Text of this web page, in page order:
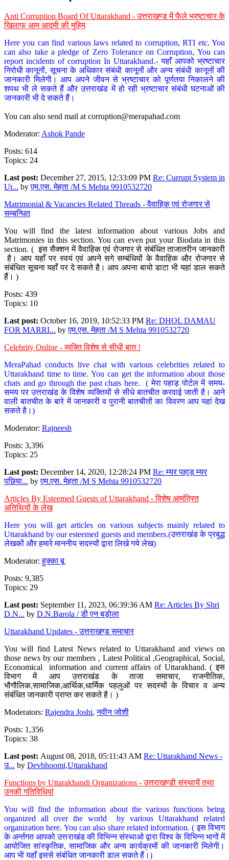
Anti Corruption Board Of Uttarakhand - उत्तराखण्ड में फैले भ्रष्टाचार के
खिलाफ आम आदमी की मुहिम
Here you can find various laws related to corruption, RTI etc. You
can also take a pledge of Zero Tolerance on Corruption, You can
report incidents of corruption In Uttarakhand.- यहाँ आपको भ्रष्टाचार
निरोधी कानूनों, सूचना के अधिकार संबंधी कानूनों और अन्य संबंधी कानूनों की
जानकारी मिलेगी। आप अपने जीवन से भ्रष्टाचार को पूर्णतया निकालने की
शपथ भी ले सकते हैं और उत्तराखंड में हो रही भ्रष्टाचार संबंधी घटनाओं की
जानकारी भी दे सकते हैं।
You can also send mail at corruption@merapahad.com
Moderator: Ashok Pande
Posts: 614
Topics: 24
Last post: December 27, 2015, 12:33:09 PM Re: Currupt System in
Ut... byएम.एस. मेहता /M S Mehta 9910532720
Matrimonial & Vacancies Related Threads - वैवाहिक एवं रोजगार से
सम्बन्धित
You will find the latest information about various Jobs and
Matrimonies in this section. You can even put your Biodata in this
section. ( इस सैक्शन में वैवाहिक एवं रोजगार से संबंधित ताजातरीन जानकारी
है। आप यहाँ पर स्वयं एवं अपने सगे सम्बंधियों के वैवाहिक और रोजगार से
संबंधित सूचना यहाँ पर दे सकते है। आप अपना बायो डाटा भी यहां डाल सकते
हैं। )
Posts: 439
Topics: 10
Last post: October 16, 2019, 10:52:33 PM Re: DHOL DAMAU
FOR MARRI... byएम.एस. मेहता /M S Mehta 9910532720
Celebrity Online - व्यक्ति विशेष से सीधी बात !
MeraPahad conducts live chat with various celebrities related to
Uttarakhand time to time. You can get the information about those
chats and go through the past chats here. ( मेरा पहाड़ पोर्टल में समय-
समय पर उत्तराखंड के विशेष व्यक्तियों से सीधे बातचीत करवाई जाती है। आने
वाली बातचीत के बारे में जानकारी व पुरानी बातचीतों का विवरण आप यहां देख
सकते है।)
Moderator: Rajneesh
Posts: 3,396
Topics: 25
Last post: December 14, 2020, 12:28:24 PM Re: म्यर पहाड़ म्यर
पछिया... byएम.एस. मेहता /M S Mehta 9910532720
Articles By Esteemed Guests of Uttarakhand - विशेष आमंत्रित
अतिथियों के लेख
Here you will get articles on various subjects mainly related to
Uttarakhand by our esteemed guests and members.(उत्तराखंड के प्रबुद्ध
लेखकों और हमारे माननीय सदस्यों द्वारा लिखे गये लेख)
Moderator:हुक्का बू
Posts: 9,385
Topics: 29
Last post: September 11, 2023, 06:39:36 AM Re: Articles By Shri
D.N... by D.N.Barola / डी एन बड़ोला
Uttarakhand Updates - उत्तराखण्ड समाचार
You will find Latest News related to Uttarakhand and views on
those news by our members , Latest Political ,Geographical, Social,
Economical information and current affairs of Uttarakhand. ( इस
विभाग में आप उत्तराखंड के ताजा समाचार, राजनीतिक,
भौगौलिक,सामाजिक,आर्थिक,धार्मिक पहलुओं पर सदस्यों के विचार व अन्य
संबंधित जानकारी प्राप्त कर सकते है। )
Moderators: Rajendra Joshi,नवीन जोशी
Posts: 1,356
Topics: 38
Last post: August 08, 2018, 05:11:43 AM Re: Uttarakhand News -
उ... by Devbhoomi,Uttarakhand
Functions by Uttarakhandi Organizations - उत्तराखण्डी संस्थायें तथा
उनकी गतिविधियां
You will find the information about the various functions being
organized all over the world by various Uttarakhand related
organization here. You can also share related information. ( इस विभाग
के अर्न्तगत आपको उत्तराखंड की विभिन्न संस्थाओ द्वारा विश्व के विभिन्न भागों में
आयोजित सांस्कृतिक, सामाजिक और अन्य कार्यक्रमों की जानकारी मिलेगी।
आप भी यहाँ इससे संबंधित जानकारी डाल सकते हैं।)